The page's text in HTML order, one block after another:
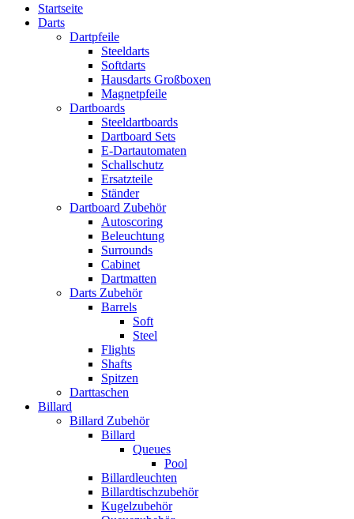
Startseite
Darts
Dartpfeile
Steeldarts
Softdarts
Hausdarts Großboxen
Magnetpfeile
Dartboards
Steeldartboards
Dartboard Sets
E-Dartautomaten
Schallschutz
Ersatzteile
Ständer
Dartboard Zubehör
Autoscoring
Beleuchtung
Surrounds
Cabinet
Dartmatten
Darts Zubehör
Barrels
Soft
Steel
Flights
Shafts
Spitzen
Darttaschen
Billard
Billard Zubehör
Billard
Queues
Pool
Billardleuchten
Billardtischzubehör
Kugelzubehör